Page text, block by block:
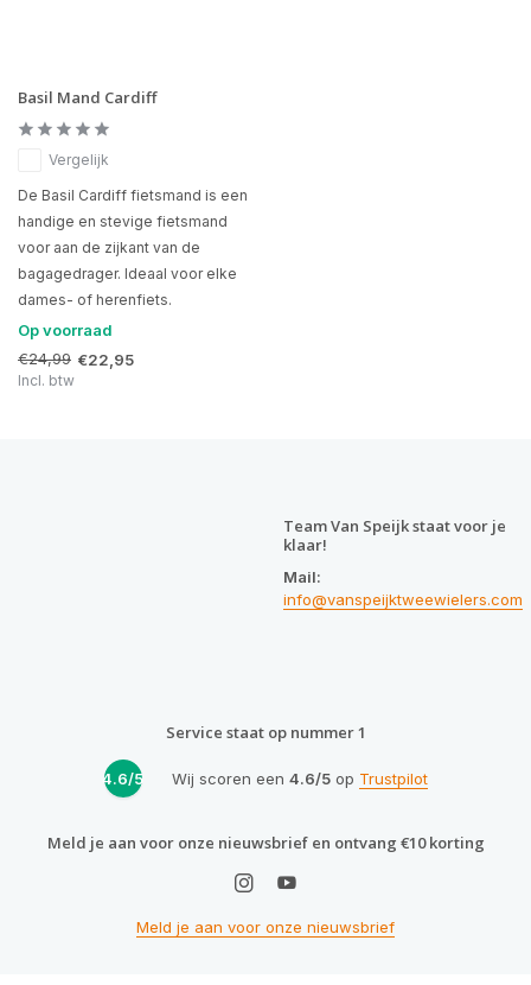
Basil Mand Cardiff
Vergelijk
De Basil Cardiff fietsmand is een
handige en stevige fietsmand
voor aan de zijkant van de
bagagedrager. Ideaal voor elke
dames- of herenfiets.
Op voorraad
€24,99 €22,95
Incl. btw
Team Van Speijk staat voor je
klaar!
Mail:
info@vanspeijktweewielers.com
Service staat op nummer 1
4.6/5 Wij scoren een 4.6/5op Trustpilot
Meld je aan voor onze nieuwsbrief en ontvang €10 korting
Meld je aan voor onze nieuwsbrief